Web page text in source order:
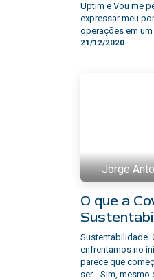
Uptim e Vou me
expressar meu
operações em um
21/12/2020
Jorge
O que a
Sustentabilidade.
enfrentamos no
parece que
ser... Sim, mesmo